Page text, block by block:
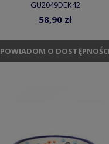
GU2049DEK42
58,90 zł
POWIADOM O DOSTĘPNOŚCI